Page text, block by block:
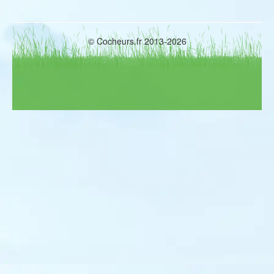
Bergeronnette printanière
Bergeronnette des ruisseaux
Bergeronnette grise
Cincle plongeur
© Cocheurs.fr 2013-2026